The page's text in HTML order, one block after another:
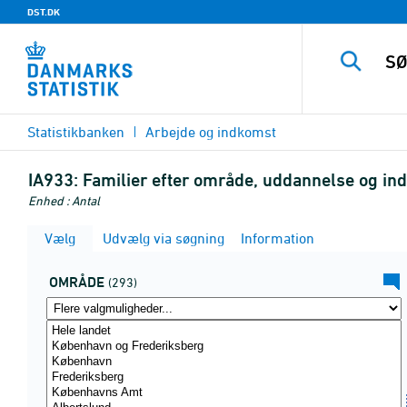
DST.DK
Statistikbanken Arbejde og indkomst
IA933: Familier efter område, uddannelse og
Enhed : Antal
Vælg Udvælg via søgning Information
OMRÅDE (293)